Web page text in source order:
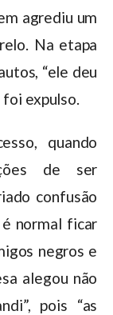
agrediu um
Na etapa
“ele deu
expulso.
quando
de ser
confusão
normal ficar
negros e
alegou não
pois “as